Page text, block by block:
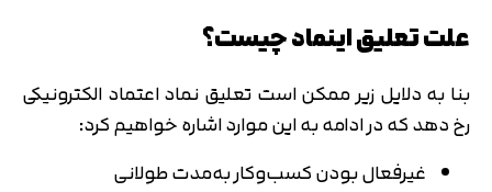
علت تعلیق اینماد چیست؟
بنا به دلایل زیر ممکن است تعلیق نماد اعتماد الکترونیکی
رخ دهد که در ادامه به این موارد اشاره خواهیم کرد:
غیرفعال بودن کسب‌وکار به‌مدت طولانی